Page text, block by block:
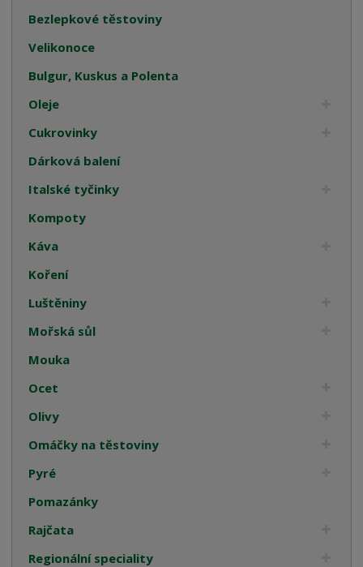
Bezlepkové těstoviny
Velikonoce
Bulgur, Kuskus a Polenta
Oleje
Cukrovinky
Dárková balení
Italské tyčinky
Kompoty
Káva
Koření
Luštěniny
Mořská sůl
Mouka
Ocet
Olivy
Omáčky na těstoviny
Pyré
Pomazánky
Rajčata
Regionální speciality